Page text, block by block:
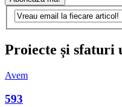
Proiecte și sfaturi
Avem
593